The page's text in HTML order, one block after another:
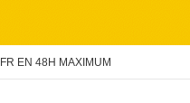
EN 48H MAXIMUM